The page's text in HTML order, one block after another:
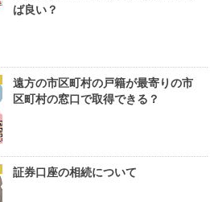
ば良い？
遠方の市区町村の戸籍が最寄りの市
区町村の窓口で取得できる？
証券口座の相続について